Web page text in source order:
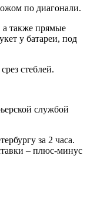
по диагонали.
а также прямые
у батареи, под
стеблей.
службой
за 2 часа.
– плюс-минус